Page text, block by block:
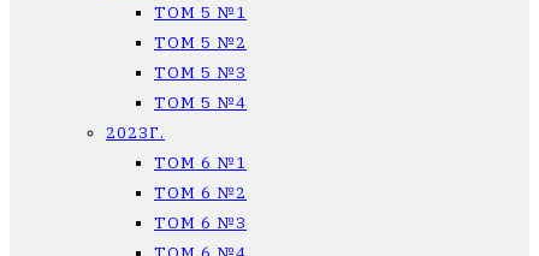
ТОМ 5 №1
ТОМ 5 №2
ТОМ 5 №3
ТОМ 5 №4
2023Г.
ТОМ 6 №1
ТОМ 6 №2
ТОМ 6 №3